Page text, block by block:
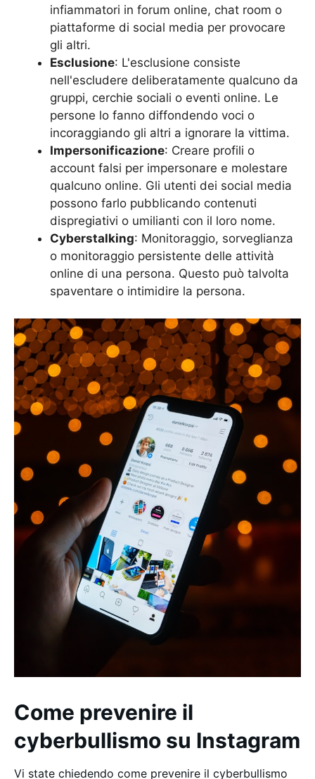
infiammatori in forum online, chat room o
piattaforme di social media per provocare
gli altri.
Esclusione: L'esclusione consiste
nell'escludere deliberatamente qualcuno da
gruppi, cerchie sociali o eventi online. Le
persone lo fanno diffondendo voci o
incoraggiando gli altri a ignorare la vittima.
Impersonificazione: Creare profili o
account falsi per impersonare e molestare
qualcuno online. Gli utenti dei social media
possono farlo pubblicando contenuti
dispregiativi o umilianti con il loro nome.
Cyberstalking: Monitoraggio, sorveglianza
o monitoraggio persistente delle attività
online di una persona. Questo può talvolta
spaventare o intimidire la persona.
Come prevenire il
cyberbullismo su Instagram
Vi state chiedendo come prevenire il cyberbullismo